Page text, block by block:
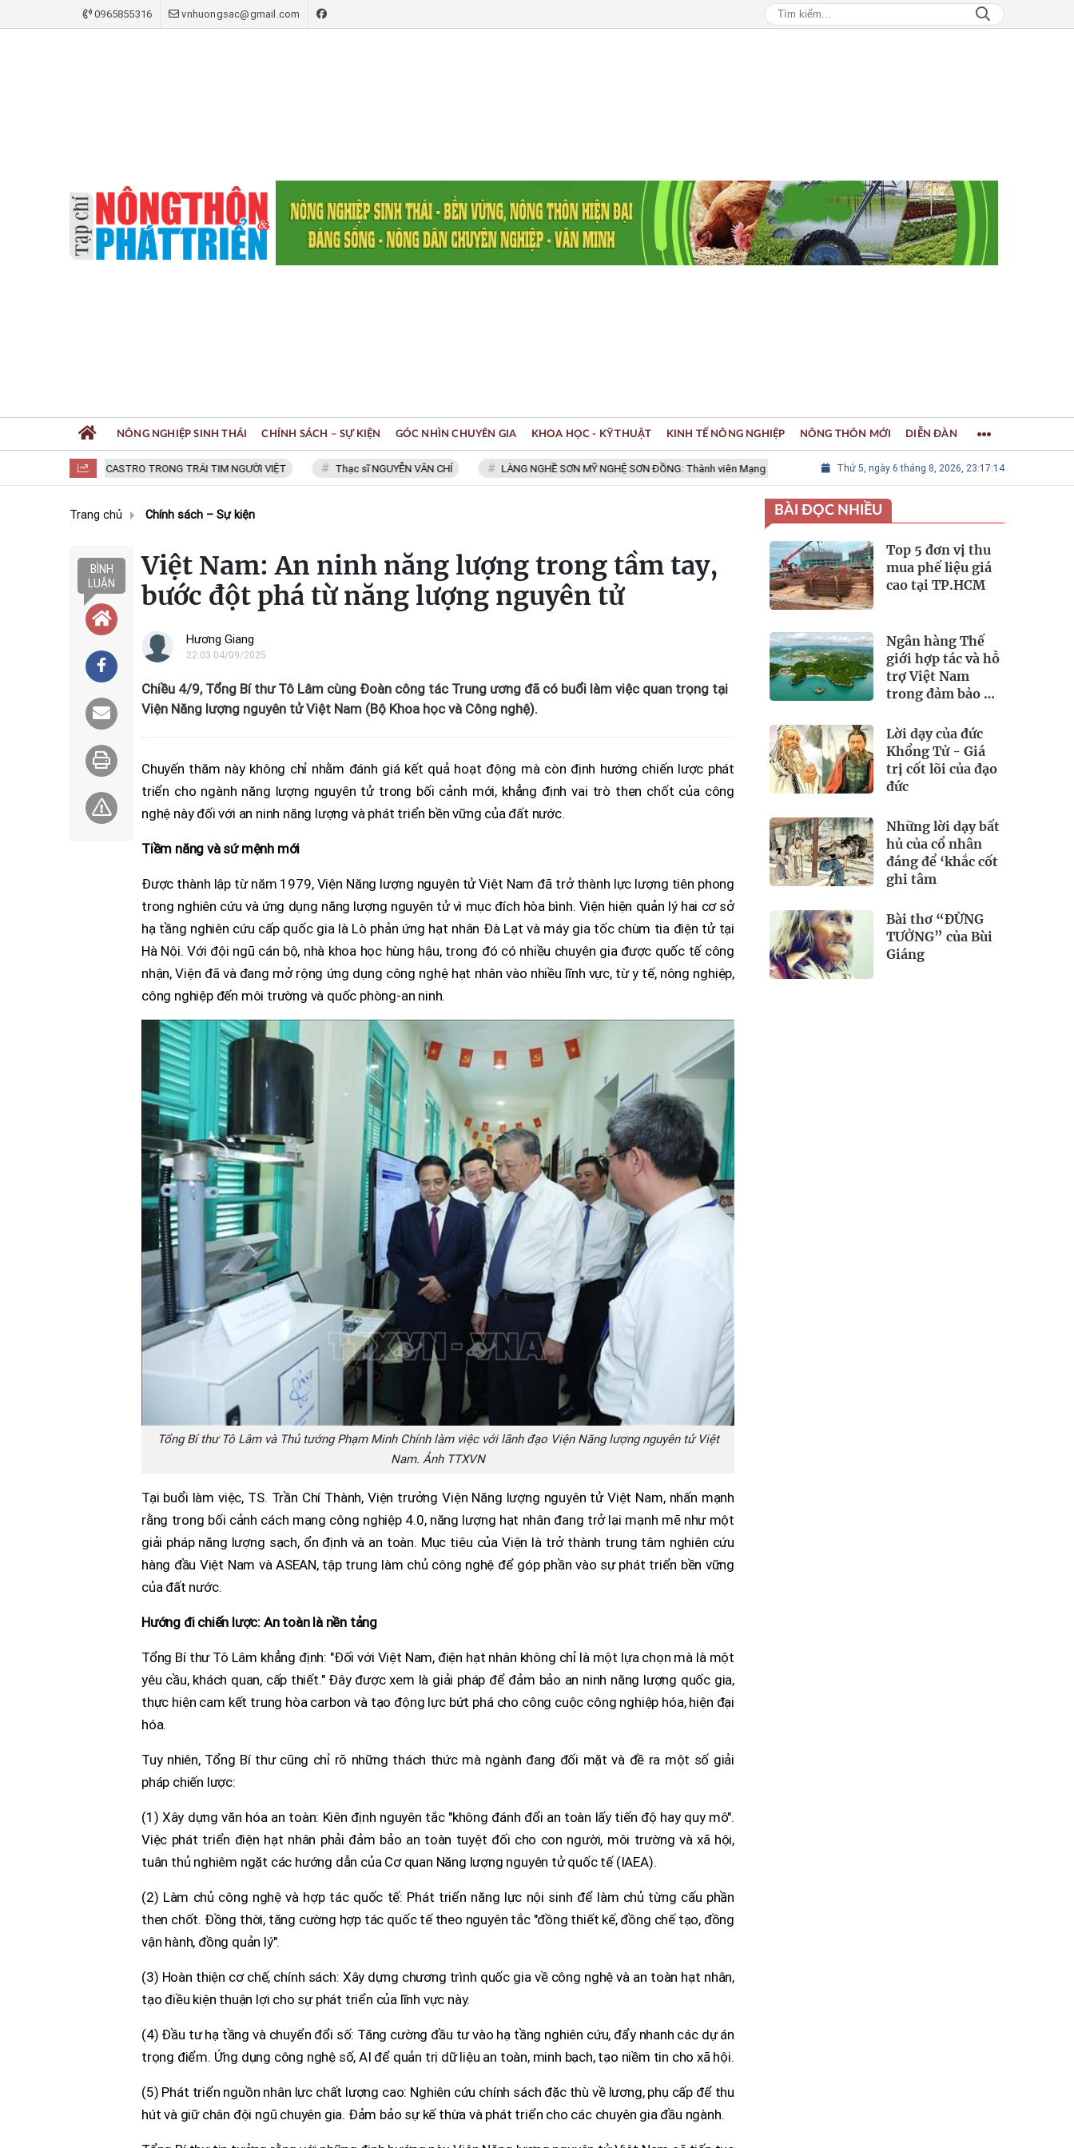
0965855316 vnhuongsac@gmail.com
FIDEL CASTRO TRONG TRÁI TIM NGƯỜI VIỆT Thạc sĩ NGUYỄN VĂN CHÍ LÀNG NGHỀ SƠN MỸ NGHỆ SƠN ĐỒNG: Thành viên Mạng lưới các Thành phố Thủ công sáng tạo Thế giới LÀNG NGHỀ
Thứ 5, ngày 6 tháng 8, 2026, 23:17:15
NÔNG NGHIỆP SINH THÁI CHÍNH SÁCH – SỰ KIỆN GÓC NHÌN CHUYÊN GIA KHOA HỌC - KỸ THUẬT KINH TẾ NÔNG NGHIỆP NÔNG THÔN MỚI DIỄN ĐÀN
Trang chủ Chính sách – Sự kiện
BÌNH
LUẬN
Việt Nam: An ninh năng lượng trong tầm tay,
bước đột phá từ năng lượng nguyên tử
Hương Giang
22:03 04/09/2025
Chiều 4/9, Tổng Bí thư Tô Lâm cùng Đoàn công tác Trung ương đã có buổi làm việc quan trọng tại
Viện Năng lượng nguyên tử Việt Nam (Bộ Khoa học và Công nghệ).
Chuyến thăm này không chỉ nhằm đánh giá kết quả hoạt động mà còn định hướng chiến lược phát
triển cho ngành năng lượng nguyên tử trong bối cảnh mới, khẳng định vai trò then chốt của công
nghệ này đối với an ninh năng lượng và phát triển bền vững của đất nước.
Tiềm năng và sứ mệnh mới
Được thành lập từ năm 1979, Viện Năng lượng nguyên tử Việt Nam đã trở thành lực lượng tiên phong
trong nghiên cứu và ứng dụng năng lượng nguyên tử vì mục đích hòa bình. Viện hiện quản lý hai cơ sở
hạ tầng nghiên cứu cấp quốc gia là Lò phản ứng hạt nhân Đà Lạt và máy gia tốc chùm tia điện tử tại
Hà Nội. Với đội ngũ cán bộ, nhà khoa học hùng hậu, trong đó có nhiều chuyên gia được quốc tế công
nhận, Viện đã và đang mở rộng ứng dụng công nghệ hạt nhân vào nhiều lĩnh vực, từ y tế, nông nghiệp,
công nghiệp đến môi trường và quốc phòng-an ninh.
Tổng Bí thư Tô Lâm và Thủ tướng Phạm Minh Chính làm việc với lãnh đạo Viện Năng lượng nguyên tử Việt
Nam. Ảnh TTXVN
Tại buổi làm việc, TS. Trần Chí Thành, Viện trưởng Viện Năng lượng nguyên tử Việt Nam, nhấn mạnh
rằng trong bối cảnh cách mạng công nghiệp 4.0, năng lượng hạt nhân đang trở lại mạnh mẽ như một
giải pháp năng lượng sạch, ổn định và an toàn. Mục tiêu của Viện là trở thành trung tâm nghiên cứu
hàng đầu Việt Nam và ASEAN, tập trung làm chủ công nghệ để góp phần vào sự phát triển bền vững
của đất nước.
Hướng đi chiến lược: An toàn là nền tảng
Tổng Bí thư Tô Lâm khẳng định: "Đối với Việt Nam, điện hạt nhân không chỉ là một lựa chọn mà là một
yêu cầu, khách quan, cấp thiết." Đây được xem là giải pháp để đảm bảo an ninh năng lượng quốc gia,
thực hiện cam kết trung hòa carbon và tạo động lực bứt phá cho công cuộc công nghiệp hóa, hiện đại
hóa.
Tuy nhiên, Tổng Bí thư cũng chỉ rõ những thách thức mà ngành đang đối mặt và đề ra một số giải
pháp chiến lược:
(1) Xây dựng văn hóa an toàn: Kiên định nguyên tắc "không đánh đổi an toàn lấy tiến độ hay quy mô".
Việc phát triển điện hạt nhân phải đảm bảo an toàn tuyệt đối cho con người, môi trường và xã hội,
tuân thủ nghiêm ngặt các hướng dẫn của Cơ quan Năng lượng nguyên tử quốc tế (IAEA).
(2) Làm chủ công nghệ và hợp tác quốc tế: Phát triển năng lực nội sinh để làm chủ từng cấu phần
then chốt. Đồng thời, tăng cường hợp tác quốc tế theo nguyên tắc "đồng thiết kế, đồng chế tạo, đồng
vận hành, đồng quản lý".
(3) Hoàn thiện cơ chế, chính sách: Xây dựng chương trình quốc gia về công nghệ và an toàn hạt nhân,
tạo điều kiện thuận lợi cho sự phát triển của lĩnh vực này.
(4) Đầu tư hạ tầng và chuyển đổi số: Tăng cường đầu tư vào hạ tầng nghiên cứu, đẩy nhanh các dự án
trọng điểm. Ứng dụng công nghệ số, AI để quản trị dữ liệu an toàn, minh bạch, tạo niềm tin cho xã hội.
(5) Phát triển nguồn nhân lực chất lượng cao: Nghiên cứu chính sách đặc thù về lương, phụ cấp để thu
hút và giữ chân đội ngũ chuyên gia. Đảm bảo sự kế thừa và phát triển cho các chuyên gia đầu ngành.
BÀI ĐỌC NHIỀU
Top 5 đơn vị thu
mua phế liệu giá
cao tại TP.HCM
Ngân hàng Thế
giới hợp tác và hỗ
trợ Việt Nam
trong đảm bảo an
Lời dạy của đức
Khổng Tử - Giá
trị cốt lõi của đạo
đức
Những lời dạy bất
hủ của cổ nhân
đáng để ‘khắc cốt
ghi tâm
Bài thơ “ĐỪNG
TƯỞNG” của Bùi
Giáng